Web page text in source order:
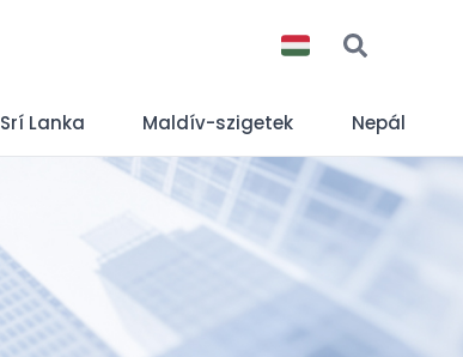
Srí Lanka Maldív-szigetek Nepál